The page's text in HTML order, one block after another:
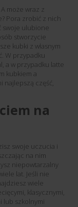
może wraz z
Pora zrobić z nich
swoje ulubione
stworzycie
kubki z własnym
W przypadku
a w przypadku latte
kubkiem a
najlepszą część,
na
swoje uczucia i
na nim
niepowtarzalny
lat. Jeśli nie
wiele
klasycznymi,
lub szkolnymi